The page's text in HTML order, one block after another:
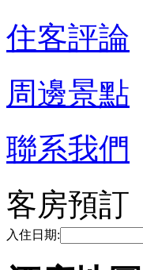
住客評論
周邊景點
聯系我們
客房預訂
入住日期: